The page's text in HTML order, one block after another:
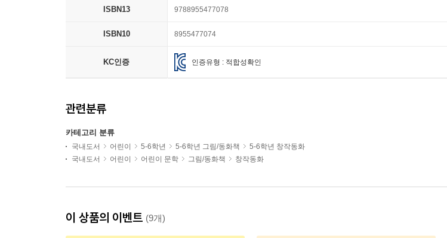
ISBN13 9788955477078
ISBN10 8955477074
KC인증 인증유형 : 적합성확인
관련분류
카테고리 분류
국내도서 어린이 5-6학년 5-6학년 그림/동화책
5-6학년 창작동화
국내도서
어린이 어린이 문학 그림/동화책 창작동화
이 상품의 이벤트 (9개)